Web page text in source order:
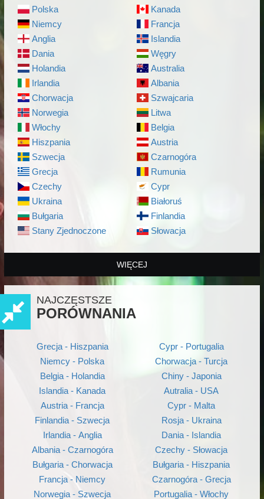
Polska
Niemcy
Anglia
Dania
Holandia
Irlandia
Chorwacja
Norwegia
Włochy
Hiszpania
Szwecja
Grecja
Czechy
Ukraina
Bułgaria
Stany Zjednoczone
Kanada
Francja
Islandia
Węgry
Australia
Albania
Szwajcaria
Litwa
Belgia
Austria
Czarnogóra
Rumunia
Cypr
Białoruś
Finlandia
Słowacja
WIĘCEJ
NAJCZĘSTSZE
PORÓWNANIA
Grecja - Hiszpania
Niemcy - Polska
Belgia - Holandia
Islandia - Kanada
Austria - Francja
Finlandia - Szwecja
Irlandia - Anglia
Albania - Czarnogóra
Bułgaria - Chorwacja
Francja - Niemcy
Norwegia - Szwecja
Cypr - Portugalia
Chorwacja - Turcja
Chiny - Japonia
Autralia - USA
Cypr - Malta
Rosja - Ukraina
Dania - Islandia
Czechy - Słowacja
Bułgaria - Hiszpania
Czarnogóra - Grecja
Portugalia - Włochy